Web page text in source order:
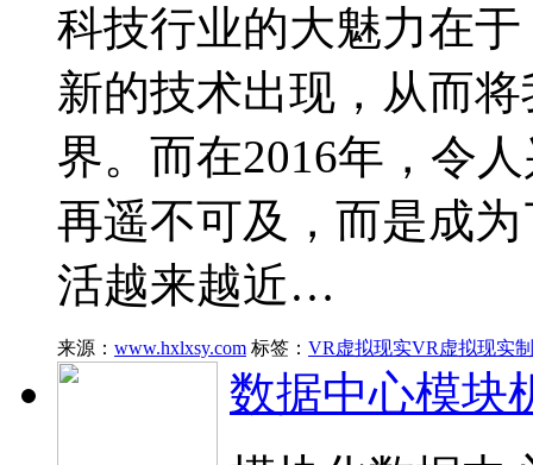
科技行业的大魅力在
新的技术出现，从而
界。而在2016年，令
再遥不可及，而是成
活越来越近…
来源： www.hxlxsy.com 标签： VR虚拟现实VR虚拟现实
数据中心模块